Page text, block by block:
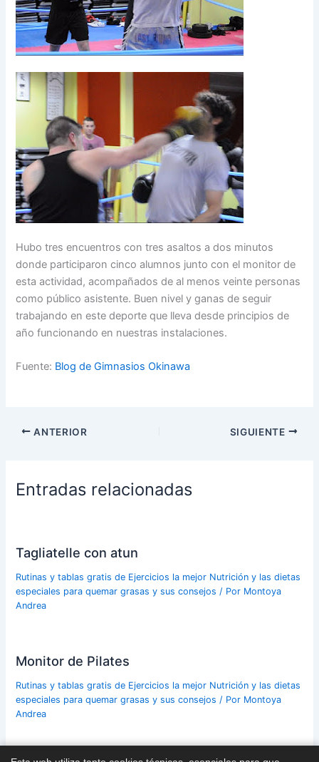
Hubo tres encuentros con tres asaltos a dos minutos
donde participaron cinco alumnos junto con el monitor de
esta actividad, acompañados de al menos veinte personas
como público asistente. Buen nivel y ganas de seguir
trabajando en este deporte que lleva desde principios de
año funcionando en nuestras instalaciones.
Fuente: Blog de Gimnasios Okinawa
ANTERIOR SIGUIENTE
Entradas relacionadas
Tagliatelle con atun
Rutinas y tablas gratis de Ejercicios la mejor Nutrición y las dietas
especiales para quemar grasas y sus consejos / Por Montoya
Andrea
Monitor de Pilates
Rutinas y tablas gratis de Ejercicios la mejor Nutrición y las dietas
especiales para quemar grasas y sus consejos / Por Montoya
Andrea